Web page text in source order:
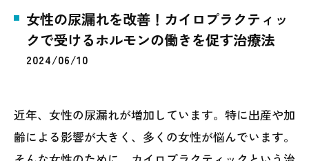
女性の尿漏れを改善！カイロプラクティッ
クで受けるホルモンの働きを促す治療法
2024/06/10
近年、女性の尿漏れが増加しています。特に出産や加
齢による影響が大きく、多くの女性が悩んでいます。